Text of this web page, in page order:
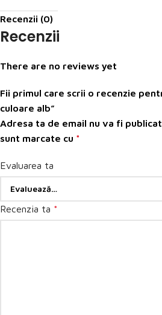
Recenzii (0)
Recenzii
There are no reviews yet
Fii primul care scrii o recenzie
culoare alb”
Adresa ta de email nu va fi
sunt marcate cu *
Evaluarea ta
Recenzia ta *